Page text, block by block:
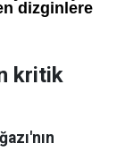
kritik